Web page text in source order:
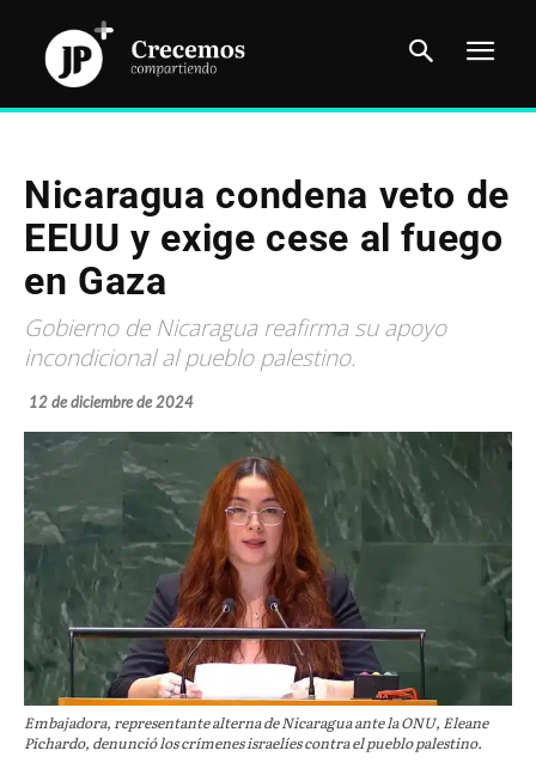
Nicaragua condena veto de
EEUU y exige cese al fuego
en Gaza
Gobierno de Nicaragua reafirma su apoyo
incondicional al pueblo palestino.
12 de diciembre de 2024
Embajadora, representante alterna de Nicaragua ante la ONU, Eleane
Pichardo, denunció los crímenes israelíes contra el pueblo palestino.